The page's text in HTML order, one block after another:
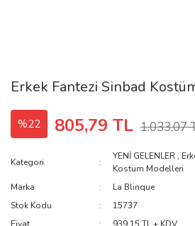
Erkek Fantezi Sinbad
%22 805,79 TL 1.033,07
Kategori
YENİ GELENLER ,
Kostüm Modelleri
Marka
La Blinque
Stok Kodu
15737